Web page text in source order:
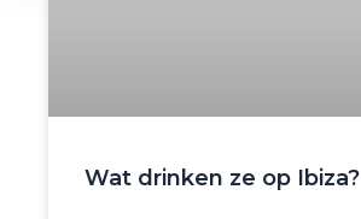
Wat drinken ze op Ibiza?